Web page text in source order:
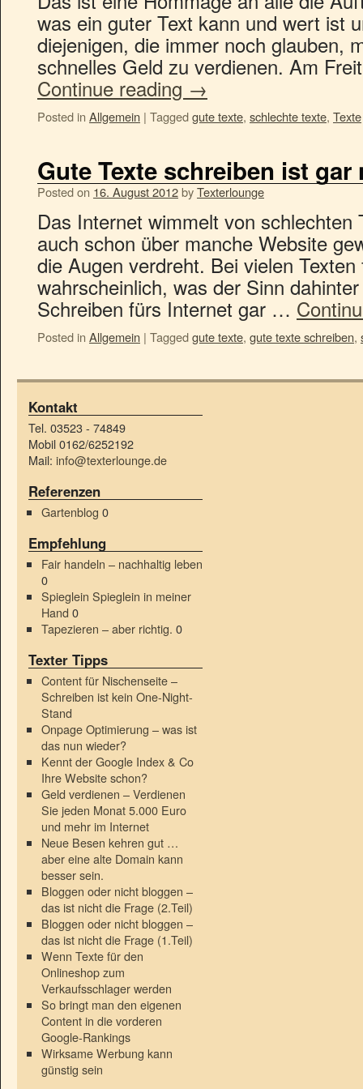
was ein guter Text kann und wert ist
diejenigen, die immer noch glauben,
schnelles Geld zu verdienen. Am
Continue reading →
Posted in Allgemein | Taggedgute texte, schlechte texte, Texte
Gute Texte schreiben ist
Posted on 16. August 2012byTexterlounge
Das Internet wimmelt von schlechten
auch schon über manche Website
die Augen verdreht. Bei vielen
wahrscheinlich, was der Sinn
Schreiben fürs Internet gar …
Posted in Allgemein | Taggedgute texte, gute texte schreiben,
Kontakt
Tel. 03523 - 74849
Mobil 0162/6252192
Mail: info@texterlounge.de
Referenzen
Gartenblog 0
Empfehlung
Fair handeln – nachhaltig leben
0
Spieglein Spieglein in meiner
Hand 0
Tapezieren – aber richtig. 0
Texter Tipps
Content für Nischenseite –
Schreiben ist kein One-Night-
Stand
Onpage Optimierung – was ist
das nun wieder?
Kennt der Google Index & Co
Ihre Website schon?
Geld verdienen – Verdienen
Sie jeden Monat 5.000 Euro
und mehr im Internet
Neue Besen kehren gut …
aber eine alte Domain kann
besser sein.
Bloggen oder nicht bloggen –
das ist nicht die Frage (2.Teil)
Bloggen oder nicht bloggen –
das ist nicht die Frage (1.Teil)
Wenn Texte für den
Onlineshop zum
Verkaufsschlager werden
So bringt man den eigenen
Content in die vorderen
Google-Rankings
Wirksame Werbung kann
günstig sein